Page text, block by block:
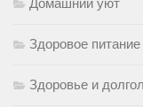
Домашний уют
Здоровое питание
Здоровье и